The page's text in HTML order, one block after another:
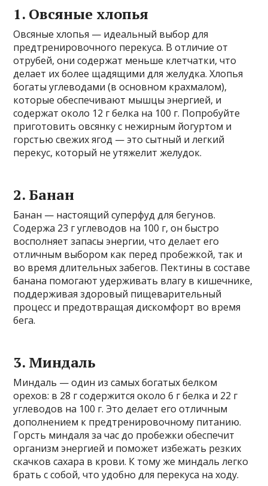
1. Овсяные хлопья
Овсяные хлопья — идеальный выбор для
предтренировочного перекуса. В отличие от
отрубей, они содержат меньше клетчатки, что
делает их более щадящими для желудка. Хлопья
богаты углеводами (в основном крахмалом),
которые обеспечивают мышцы энергией, и
содержат около 12 г белка на 100 г. Попробуйте
приготовить овсянку с нежирным йогуртом и
горстью свежих ягод — это сытный и легкий
перекус, который не утяжелит желудок.
2. Банан
Банан — настоящий суперфуд для бегунов.
Содержа 23 г углеводов на 100 г, он быстро
восполняет запасы энергии, что делает его
отличным выбором как перед пробежкой, так и
во время длительных забегов. Пектины в составе
банана помогают удерживать влагу в кишечнике,
поддерживая здоровый пищеварительный
процесс и предотвращая дискомфорт во время
бега.
3. Миндаль
Миндаль — один из самых богатых белком
орехов: в 28 г содержится около 6 г белка и 22 г
углеводов на 100 г. Это делает его отличным
дополнением к предтренировочному питанию.
Горсть миндаля за час до пробежки обеспечит
организм энергией и поможет избежать резких
скачков сахара в крови. К тому же миндаль легко
брать с собой, что удобно для перекуса на ходу.